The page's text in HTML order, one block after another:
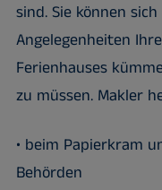
sind. Sie können
Angelegenheiten
Ferienhauses
zu müssen. Makler
• beim Papierkram
Behörden